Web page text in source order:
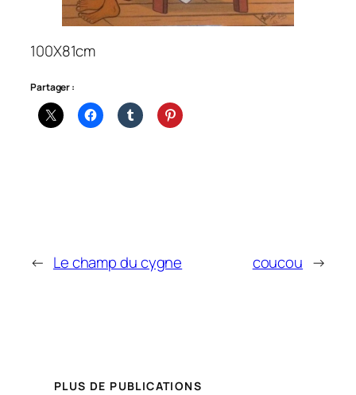
100X81cm
Partager :
← Le champ du cygne coucou →
PLUS DE PUBLICATIONS